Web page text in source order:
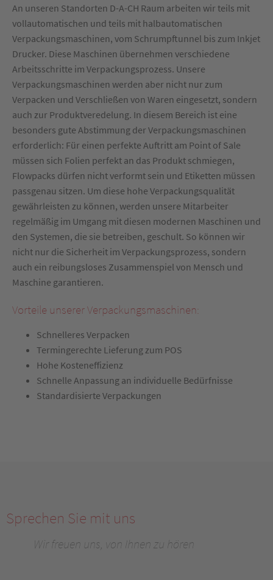
An unseren Standorten D-A-CH Raum arbeiten wir teils mit
vollautomatischen und teils mit halbautomatischen
Verpackungsmaschinen, vom Schrumpftunnel bis zum Inkjet
Drucker. Diese Maschinen übernehmen verschiedene
Arbeitsschritte im Verpackungsprozess. Unsere
Verpackungsmaschinen werden aber nicht nur zum
Verpacken und Verschließen von Waren eingesetzt, sondern
auch zur Produktveredelung. In diesem Bereich ist eine
besonders gute Abstimmung der Verpackungsmaschinen
erforderlich: Für einen perfekte Auftritt am Point of Sale
müssen sich Folien perfekt an das Produkt schmiegen,
Flowpacks dürfen nicht verformt sein und Etiketten müssen
passgenau sitzen. Um diese hohe Verpackungsqualität
gewährleisten zu können, werden unsere Mitarbeiter
regelmäßig im Umgang mit diesen modernen Maschinen und
den Systemen, die sie betreiben, geschult. So können wir
nicht nur die Sicherheit im Verpackungsprozess, sondern
auch ein reibungsloses Zusammenspiel von Mensch und
Maschine garantieren.
Vorteile unserer Verpackungsmaschinen:
Schnelleres Verpacken
Termingerechte Lieferung zum POS
Hohe Kosteneffizienz
Schnelle Anpassung an individuelle Bedürfnisse
Standardisierte Verpackungen
Sprechen Sie mit uns
Wir freuen uns, von Ihnen zu hören